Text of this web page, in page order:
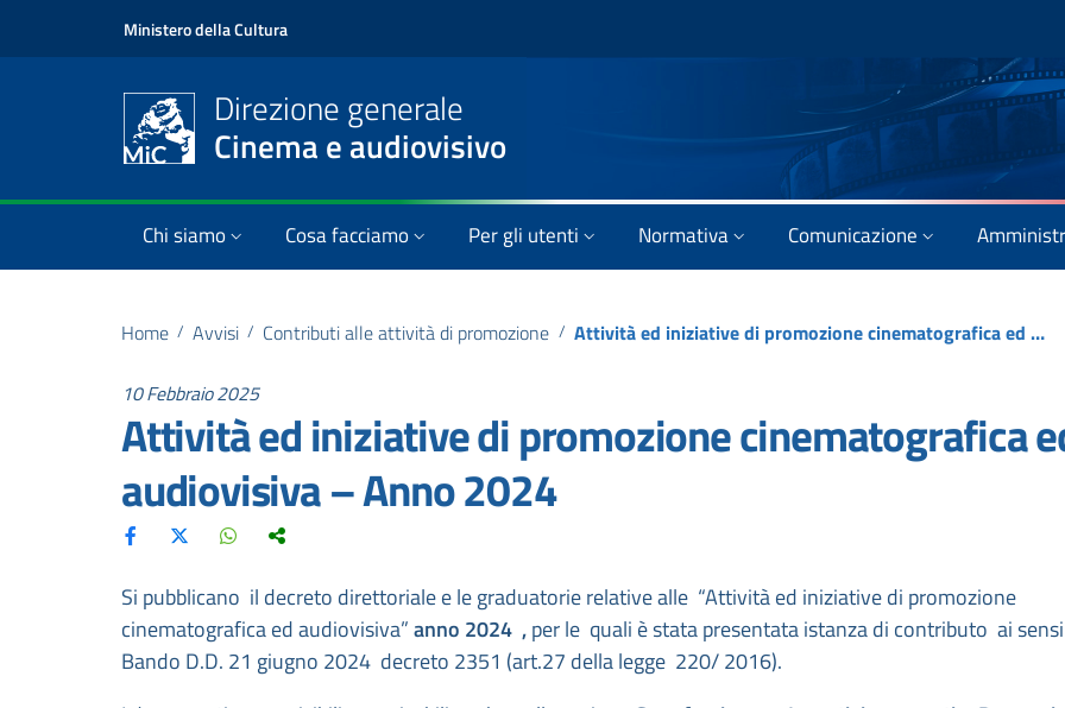
Ministero della Cultura
Direzione generale
Cinema e audiovisivo
Chi siamo Cosa facciamo Per gli utenti Normativa Comunicazione
Home / Avvisi / Contributi alle attività di promozione / Attività ed iniziative di promozione cinematografica ed audiovisiva – Anno 2024
10 Febbraio 2025
Attività ed iniziative di promozione cinematografica
audiovisiva – Anno 2024
Si pubblicano il decreto direttoriale e le graduatorie relative alle “Attività ed iniziative di promozione
cinematografica ed audiovisiva”anno 2024 ,per le quali è stata presentata istanza di contributo ai
Bando D.D. 21 giugno 2024 decreto 2351 (art.27 della legge 220/ 2016).